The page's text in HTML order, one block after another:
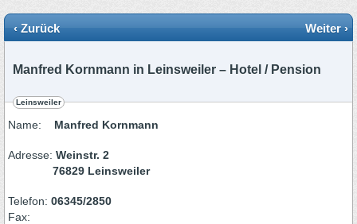
‹ Zurück Weiter ›
Manfred Kornmann in Leinsweiler – Hotel / Pension
Leinsweiler
Name: Manfred Kornmann
Adresse: Weinstr. 2
76829 Leinsweiler
Telefon: 06345/2850
Fax: